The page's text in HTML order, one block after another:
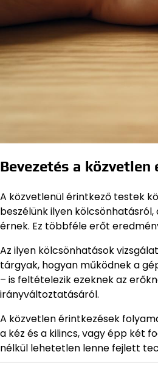
Bevezetés a
A közvetlenül érintkező testek
beszélünk ilyen
érnek. Ez többféle erőt
Az ilyen kölcsönhatások
tárgyak, hogyan működnek a
– is feltételezik ezeknek az
irányváltoztatásáról.
A közvetlen érintkezések
a kéz és a kilincs, vagy épp két
nélkül lehetetlen lenne fejlett